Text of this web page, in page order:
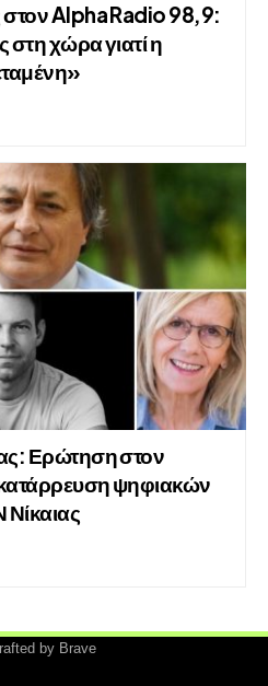
Alpha Radio 98,9:
στη χώρα γιατί η
Ερώτηση στον
ψηφιακών
by Brave